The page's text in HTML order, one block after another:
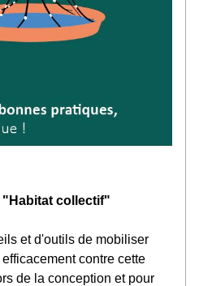
collectif"
et d'outils de mobiliser
contre cette
de la conception et pour